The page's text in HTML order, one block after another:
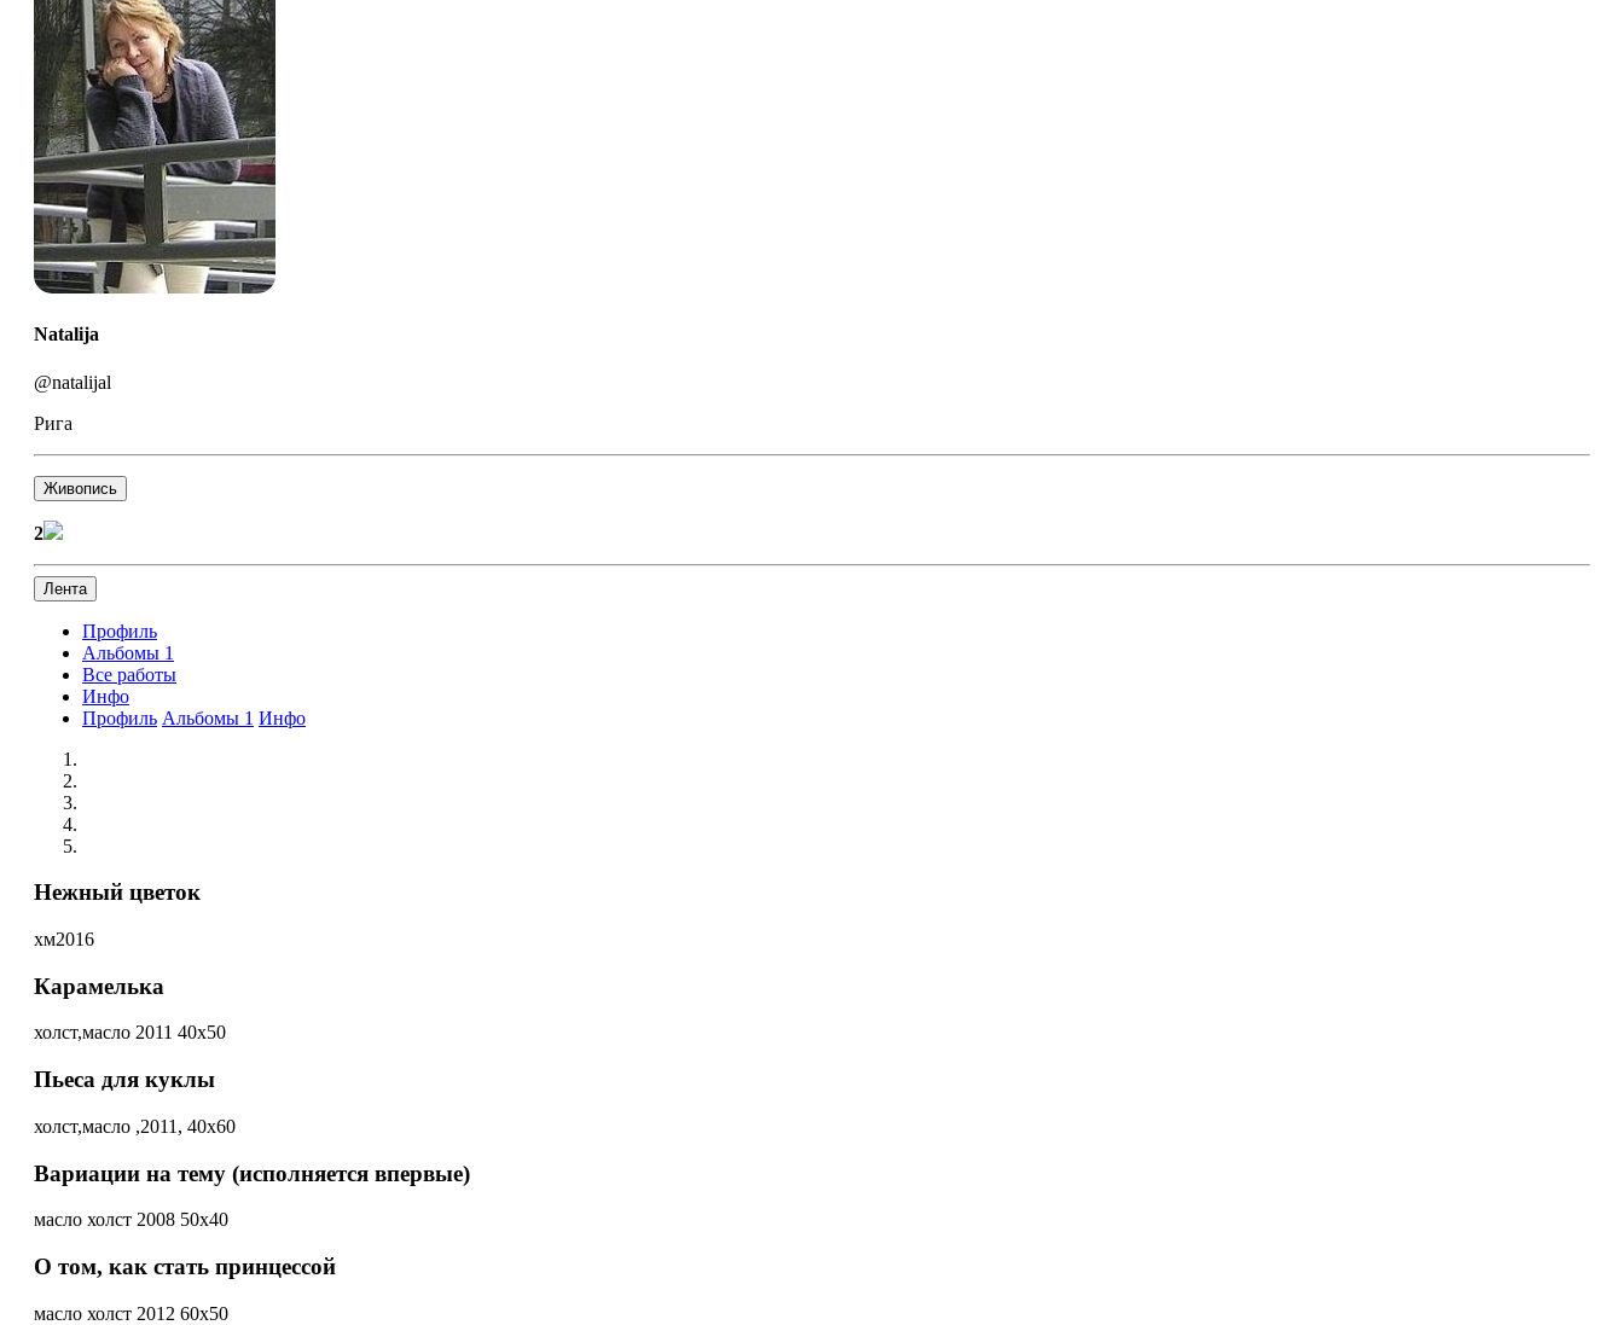
Natalija
@natalijal
Рига
Живопись
2
Лента
Профиль
Альбомы 1
Все работы
Инфо
Профиль Альбомы 1 Инфо
Нежный цветок
хм2016
Карамелька
холст,масло 2011 40x50
Пьеса для куклы
холст,масло ,2011, 40х60
Вариации на тему (исполняется впервые)
масло холст 2008 50х40
О том, как стать принцессой
масло холст 2012 60х50